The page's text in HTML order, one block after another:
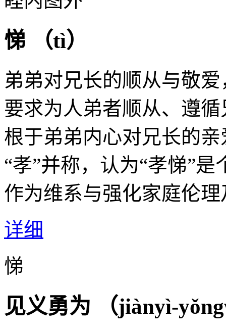
悌 （tì）
弟弟对兄长的顺从与敬
要求为人弟者顺从、遵
根于弟弟内心对兄长的
“孝”并称，认为“孝悌”
作为维系与强化家庭伦
详细
悌
见义勇为 （jiànyì-